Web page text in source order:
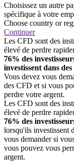
Choisissez un autre
spécifique à votre
Choose country or
Continuer
Les CFD sont des
élevé de perdre
76% des
investissent dans
Vous devez vous
des CFD et si vous
perdre votre argent.
Les CFD sont des
élevé de perdre
76% des
lorsqu'ils investissent
vous demander si
vous pouvez vous
argent.